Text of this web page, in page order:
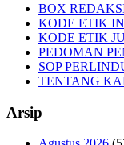
BOX
KODE ETIK
KODE ETIK
PEDOMAN
SOP
TENTANG
Arsip